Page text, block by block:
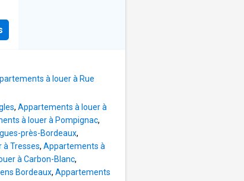
à louer à Rue
, Appartements à louer à
à louer à Pompignac,
près-Bordeaux,
Tresses, Appartements à
à Carbon-Blanc,
Bordeaux, Appartements